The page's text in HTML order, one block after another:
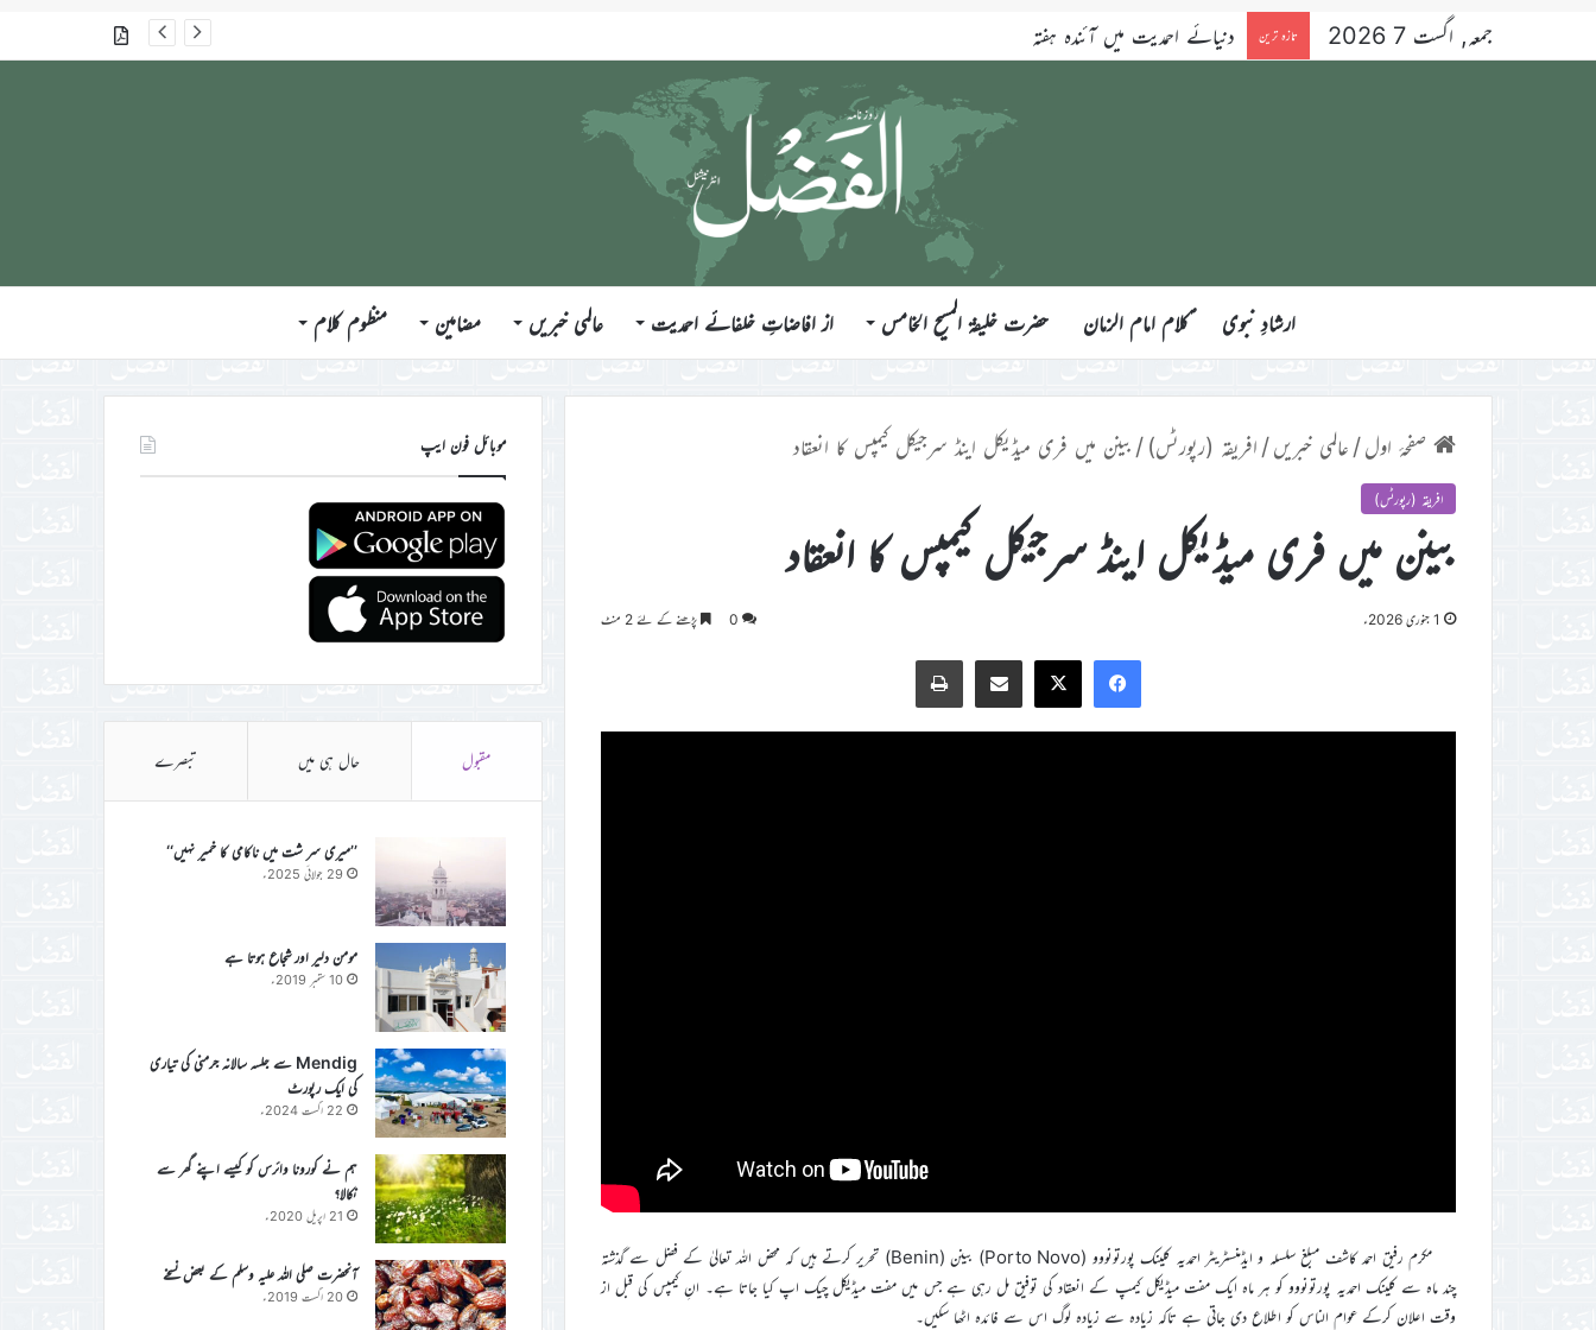
جمعہ, اگست 7 2026 تازہ ترین دنیائے احمدیت میں آئندہ ہفتہ گذشتہ شمارے
ارشادِ نبوی ؑکلام امام الزمان حضرت خلیفۃ المسیح الخامس از افاضاتِ خلفائے احمدیت عالمی خبریں مضامین منظوم کلام
صفحۂ اول/ عالمی خبریں/ افریقہ (رپورٹس) / بینن میں فری میڈیکل اینڈ سرجیکل کیمپس کا انعقاد
افریقہ (رپورٹس)
بینن میں فری میڈیکل اینڈ سرجیکل کیمپس کا انعقاد
1 جنوری 2026ء 0 پڑھنے کے لئے 2 منٹ
Facebook
X
Share via Email
Print
مکرم رفیق احمد کاشف مبلغ سلسلہ و ایڈمنسٹریٹر احمدیہ کلینک پورتونووو (Porto Novo) بینن (Benin) تحریر کرتے ہیں کہ محض اللہ تعالیٰ کے فضل سے گذشتہ
چند ماہ سے کلینک احمدیہ پورتونووو کو ہر ماہ ایک مفت میڈیکل کیمپ کے انعقاد کی توفیق مل رہی ہے جس میں مفت میڈیکل چیک اپ کیا جاتا ہے۔ انِ کیمپس کی قبل از
وقت اعلان کرکے عوام الناس کو اطلاع دی جاتی ہے تاکہ زیادہ سے زیادہ لوگ اس سے فائدہ اٹھا سکیں۔
موبائل فون ایپ
مقبول حال ہی میں تبصرے
’’میری سر شت میں ناکامی کا خمیر نہیں‘‘
29 جولائی 2025ء
مومن دلیر اور شجاع ہوتا ہے
10 ستمبر 2019ء
Mendig سے جلسہ سالانہ جرمنی کی تیاری
کی ایک رپورٹ
22 اگست 2024ء
ہم نے کورونا وائرس کو کیسے اپنے گھر سے
نکالا؟
21 اپریل 2020ء
آنحضرت صلی اللہ علیہ وسلم کے بعض نسخے
20 اگست 2019ء